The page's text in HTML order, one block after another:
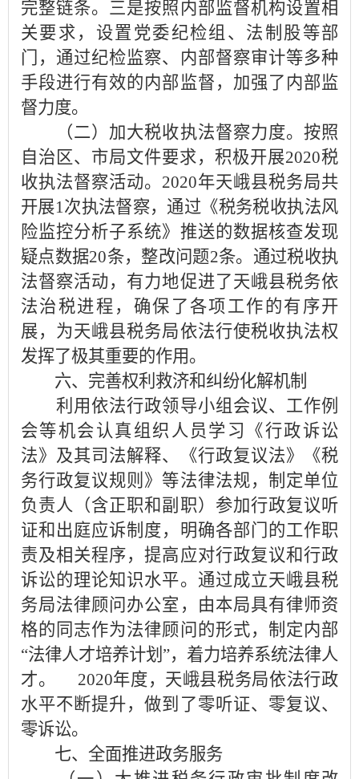
完整链条。三是按照内部监督机构设置相
关要求，设置党委纪检组、法制股等部
门，通过纪检监察、内部督察审计等多种
手段进行有效的内部监督，加强了内部监
督力度。
（二）加大税收执法督察力度。按照
自治区、市局文件要求，积极开展2020税
收执法督察活动。2020年天峨县税务局共
开展1次执法督察，通过《税务税收执法风
险监控分析子系统》推送的数据核查发现
疑点数据20条，整改问题2条。通过税收执
法督察活动，有力地促进了天峨县税务依
法治税进程，确保了各项工作的有序开
展，为天峨县税务局依法行使税收执法权
发挥了极其重要的作用。
六、完善权利救济和纠纷化解机制
利用依法行政领导小组会议、工作例
会等机会认真组织人员学习《行政诉讼
法》及其司法解释、《行政复议法》《税
务行政复议规则》等法律法规，制定单位
负责人（含正职和副职）参加行政复议听
证和出庭应诉制度，明确各部门的工作职
责及相关程序，提高应对行政复议和行政
诉讼的理论知识水平。通过成立天峨县税
务局法律顾问办公室，由本局具有律师资
格的同志作为法律顾问的形式，制定内部
“法律人才培养计划”，着力培养系统法律人
才。 2020年度，天峨县税务局依法行政
水平不断提升，做到了零听证、零复议、
零诉讼。
七、全面推进政务服务